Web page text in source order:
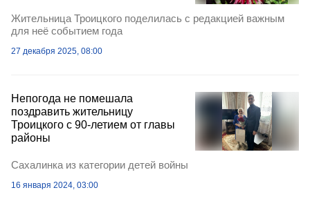
Жительница Троицкого поделилась с редакцией важным
для неё событием года
27 декабря 2025, 08:00
Непогода не помешала
поздравить жительницу
Троицкого с 90-летием от главы
районы
Сахалинка из категории детей войны
16 января 2024, 03:00